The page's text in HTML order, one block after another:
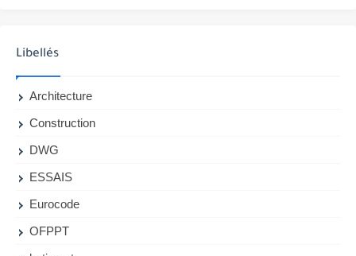
Libellés
Architecture
Construction
DWG
ESSAIS
Eurocode
OFPPT